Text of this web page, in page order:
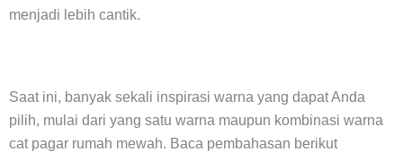
menjadi lebih cantik.
Saat ini, banyak sekali inspirasi warna yang dapat Anda
pilih, mulai dari yang satu warna maupun kombinasi warna
cat pagar rumah mewah. Baca pembahasan berikut